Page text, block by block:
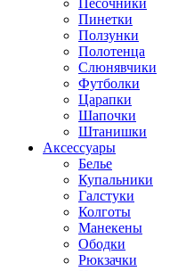
Пинетки
Ползунки
Полотенца
Слюнявчики
Футболки
Царапки
Шапочки
Штанишки
Аксессуары
Белье
Купальники
Галстуки
Колготы
Манекены
Ободки
Рюкзачки